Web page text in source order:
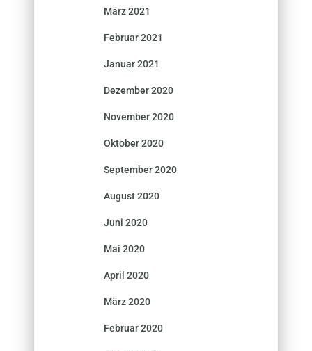
März 2021
Februar 2021
Januar 2021
Dezember 2020
November 2020
Oktober 2020
September 2020
August 2020
Juni 2020
Mai 2020
April 2020
März 2020
Februar 2020